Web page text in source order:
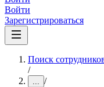
Войти
Зарегистрироваться
Поиск
/
... /